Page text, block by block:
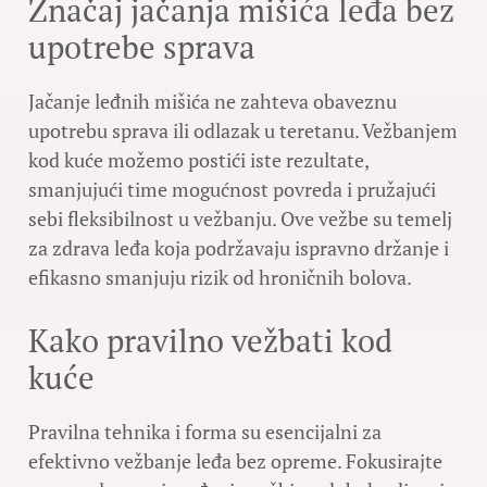
Značaj jačanja mišića leđa bez
upotrebe sprava
Jačanje leđnih mišića ne zahteva obaveznu
upotrebu sprava ili odlazak u teretanu. Vežbanjem
kod kuće možemo postići iste rezultate,
smanjujući time mogućnost povreda i pružajući
sebi fleksibilnost u vežbanju. Ove vežbe su temelj
za zdrava leđa koja podržavaju ispravno držanje i
efikasno smanjuju rizik od hroničnih bolova.
Kako pravilno vežbati kod
kuće
Pravilna tehnika i forma su esencijalni za
efektivno vežbanje leđa bez opreme. Fokusirajte